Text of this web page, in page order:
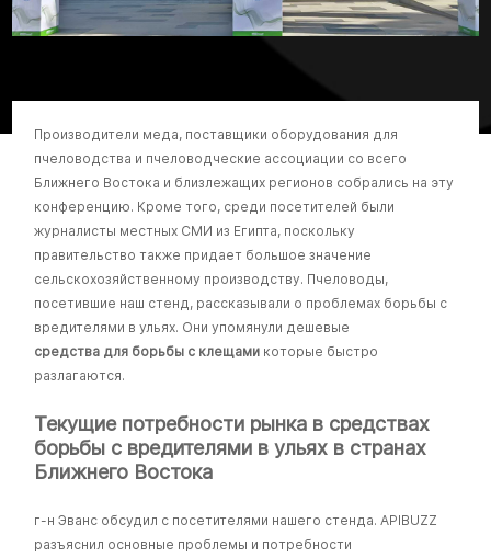
Производители меда, поставщики оборудования для
пчеловодства и пчеловодческие ассоциации со всего
Ближнего Востока и близлежащих регионов собрались на эту
конференцию. Кроме того, среди посетителей были
журналисты местных СМИ из Египта, поскольку
правительство также придает большое значение
сельскохозяйственному производству. Пчеловоды,
посетившие наш стенд, рассказывали о проблемах борьбы с
вредителями в ульях. Они упомянули дешевые
средства для борьбы с клещами которые быстро
разлагаются.
Текущие потребности рынка в средствах
борьбы с вредителями в ульях в странах
Ближнего Востока
г-н Эванс обсудил с посетителями нашего стенда. APIBUZZ
разъяснил основные проблемы и потребности